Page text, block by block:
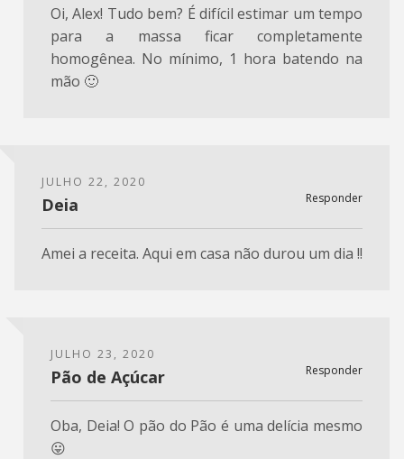
Oi, Alex! Tudo bem? É difícil estimar um tempo
para a massa ficar completamente
homogênea. No mínimo, 1 hora batendo na
mão 🙂
JULHO 22, 2020
Responder
Deia
Amei a receita. Aqui em casa não durou um dia !!
JULHO 23, 2020
Responder
Pão de Açúcar
Oba, Deia! O pão do Pão é uma delícia mesmo
😛